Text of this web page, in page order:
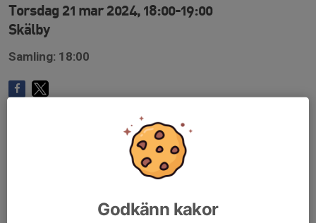
Torsdag 21 mar 2024, 18:00-19:00
Skälby
Samling: 18:00
Godkänn kakor